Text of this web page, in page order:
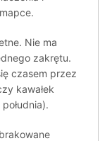
Nie ma
zakrętu.
czasem przez
kawałek